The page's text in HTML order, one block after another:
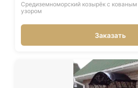
Средиземноморский козырёк с
узором
Заказать